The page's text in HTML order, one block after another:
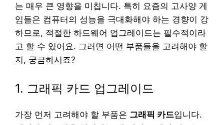
는 매우 큰 영향을 미칩니다. 특히 요즘의 고사양 게
임들은 컴퓨터의 성능을 극대화해야 하는 경향이 강
하므로, 적절한 하드웨어 업그레이드는 필수적이라
고 할 수 있어요. 그러면 어떤 부품들을 고려해야 할
지, 궁금하시죠?
1. 그래픽 카드 업그레이드
가장 먼저 고려해야 할 부품은 그래픽 카드입니다.